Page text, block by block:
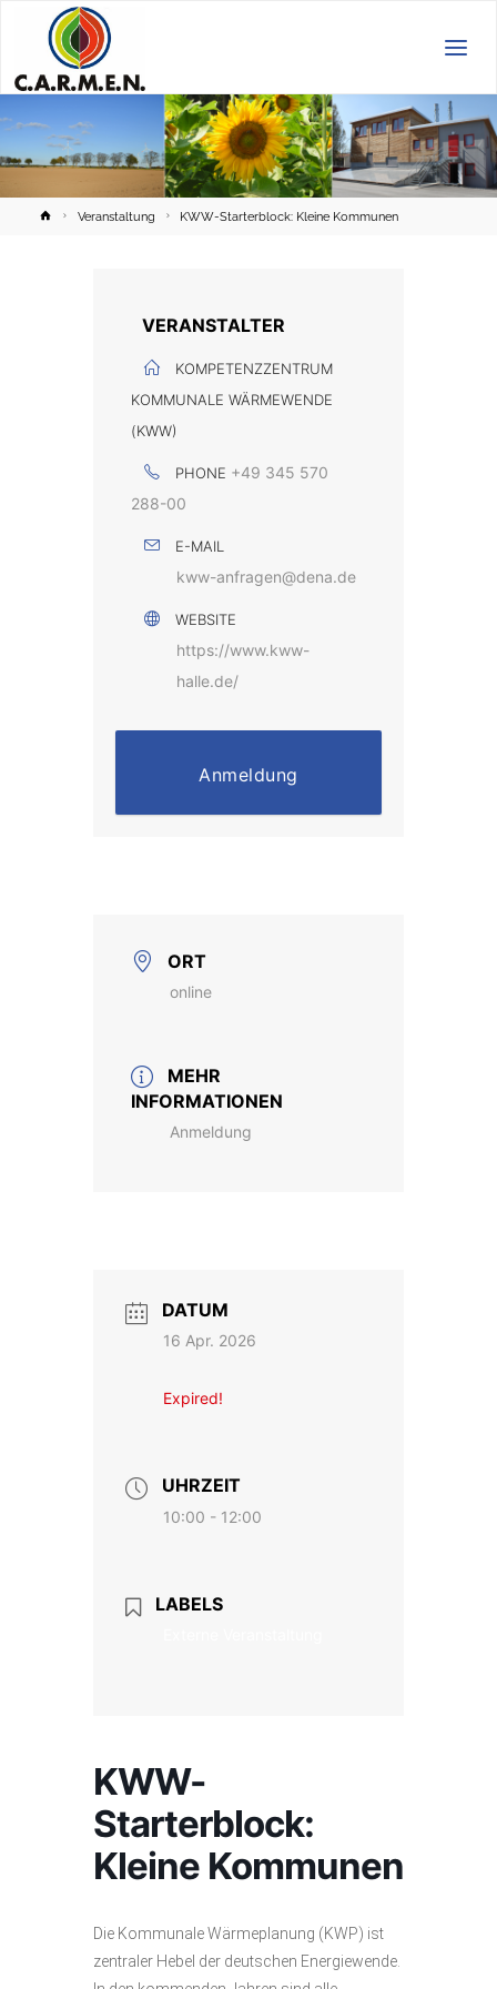
HomeVeranstaltung KWW-Starterblock: Kleine Kommunen
VERANSTALTER
KOMPETENZZENTRUM
KOMMUNALE WÄRMEWENDE
(KWW)
PHONE +49 345 570
288-00
E-MAIL
kww-anfragen@dena.de
WEBSITE
https://www.kww-
halle.de/
Anmeldung
ORT
online
MEHR
INFORMATIONEN
Anmeldung
DATUM
16 Apr. 2026
Expired!
UHRZEIT
10:00 - 12:00
LABELS
KWW-
Starterblock:
Kleine Kommunen
Die Kommunale Wärmeplanung (KWP) ist
zentraler Hebel der deutschen Energiewende.